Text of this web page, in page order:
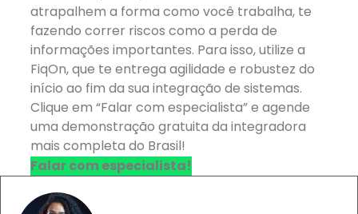
atrapalhem a forma como você trabalha, te
fazendo correr riscos como a perda de
informações importantes. Para isso, utilize a
FiqOn, que te entrega agilidade e robustez do
início ao fim da sua integração de sistemas.
Clique em “Falar com especialista” e agende
uma demonstração gratuita da integradora
mais completa do Brasil!
Falar com especialista!